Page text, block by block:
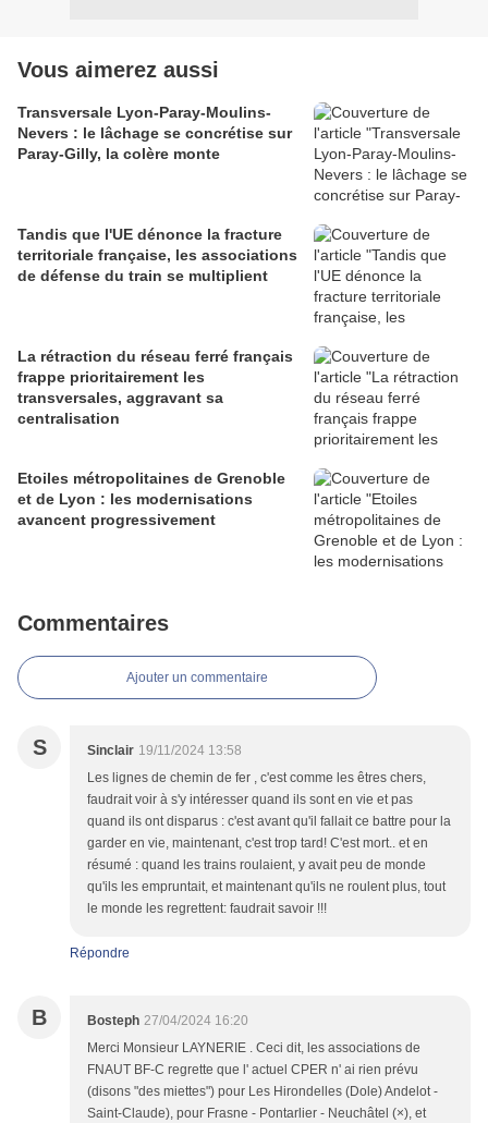
Vous aimerez aussi
Transversale Lyon-Paray-Moulins-
Nevers : le lâchage se concrétise sur
Paray-Gilly, la colère monte
Tandis que l'UE dénonce la fracture
territoriale française, les associations
de défense du train se multiplient
La rétraction du réseau ferré français
frappe prioritairement les
transversales, aggravant sa
centralisation
Etoiles métropolitaines de Grenoble
et de Lyon : les modernisations
avancent progressivement
Commentaires
Ajouter un commentaire
S Sinclair 19/11/2024 13:58
Les lignes de chemin de fer , c'est comme les êtres chers,
faudrait voir à s'y intéresser quand ils sont en vie et pas
quand ils ont disparus : c'est avant qu'il fallait ce battre pour la
garder en vie, maintenant, c'est trop tard! C'est mort.. et en
résumé : quand les trains roulaient, y avait peu de monde
qu'ils les empruntait, et maintenant qu'ils ne roulent plus, tout
le monde les regrettent: faudrait savoir !!!
Répondre
B Bosteph 27/04/2024 16:20
Merci Monsieur LAYNERIE . Ceci dit, les associations de
FNAUT BF-C regrette que l' actuel CPER n' ai rien prévu
(disons "des miettes") pour Les Hirondelles (Dole) Andelot -
Saint-Claude), pour Frasne - Pontarlier - Neuchâtel (×), et